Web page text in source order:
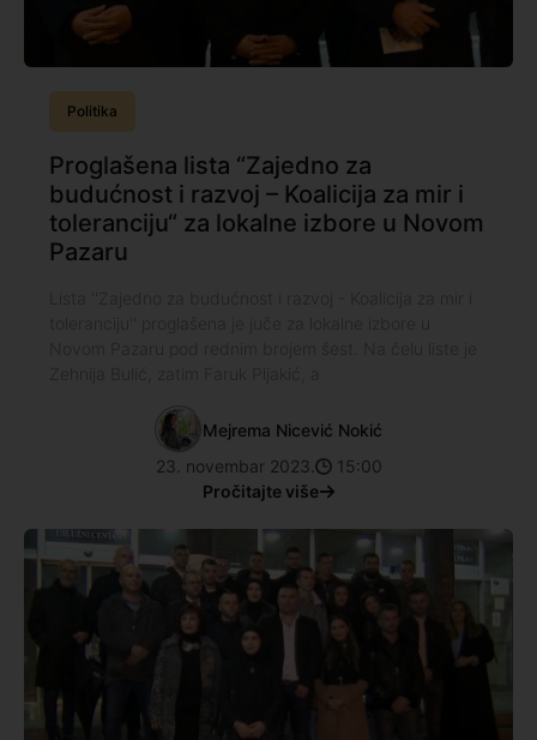
Politika
Proglašena lista “Zajedno za
budućnost i razvoj – Koalicija za mir i
toleranciju“ za lokalne izbore u Novom
Pazaru
Mejrema Nicević Nokić
23. novembar 2023.
15:00
Pročitajte više